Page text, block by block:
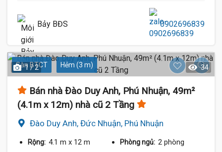
Bảy BĐS 0902696839
Sàn BTCT Hẻm (3 m)
1 / 2 34
Bán nhà Đào Duy Anh, Phú Nhuận, 49m²
(4.1m x 12m) nhà cũ 2 Tầng
Đào Duy Anh, Đức Nhuận, Phú Nhuận
Rộng: 4.1 m x 12 m Phòng ngủ: 2 phòng